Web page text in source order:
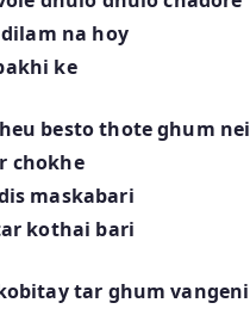
na hoy
ke
besto thote ghum nei
chokhe
maskabari
kothai bari
tar ghum vangeni